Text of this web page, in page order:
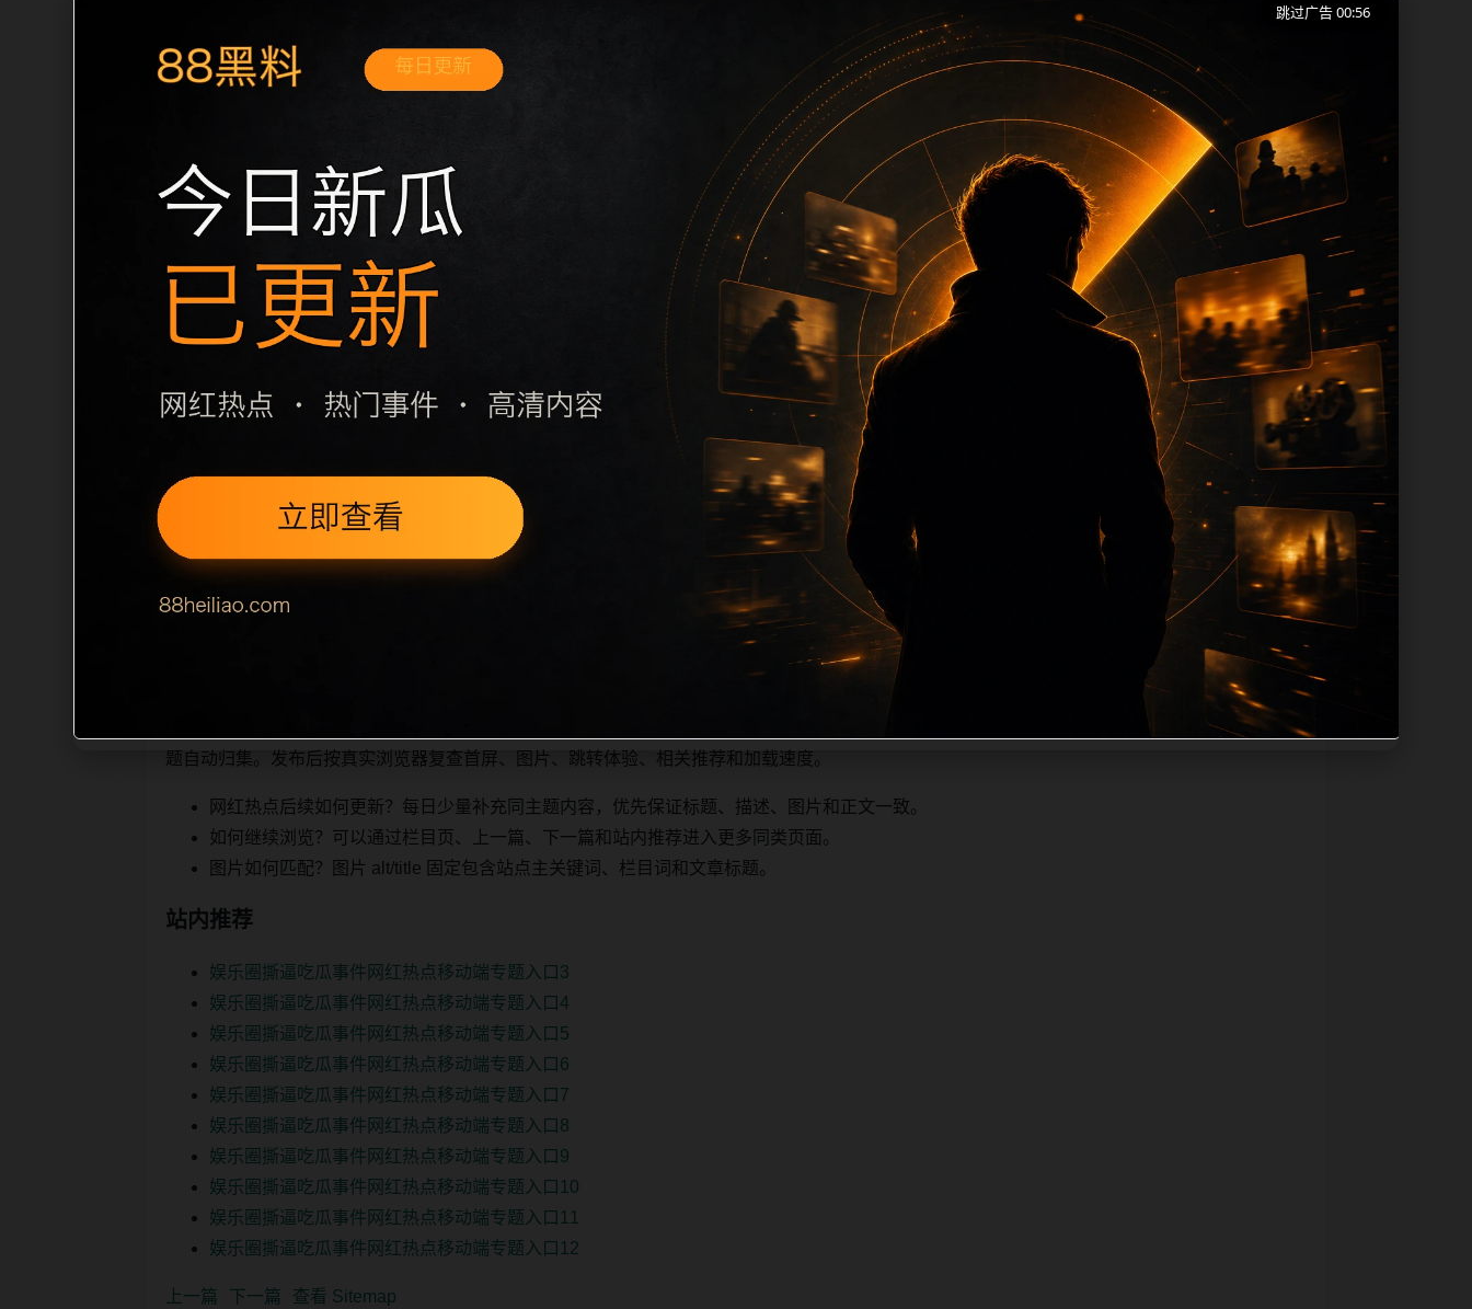
娱乐圈撕逼吃瓜事件网红热点移动端专题入口3面向移动端用户的连续浏览场景整理，核心围绕娱乐圈撕逼吃瓜事件、网红热点和同类长尾需求展
开。页面先给出清晰主题，再把相关入口、同类推荐和上下文说明放在同一层级，减少用户来回搜索的成本。内容更新时优先保留真实可点击入口、
稳定标题、明确描述和本地主题图，避免只堆关键词而没有可读信息。第3篇内容用于补齐栏目深度，同时帮助 sitemap、栏目页、首页推荐形成更
自然的内链关系。图片说明统一绑定站点主关键词、栏目词和文章标题，让搜索引擎能够从标题、正文、图片 alt、title 之间识
栏目内容归集
别一致主题。后续每日采集时，建议继续执行远程图片本地化、坏图默认图兜底、标题去重和 description 长度过滤。如果同一主题下有多个相近页
面，应通过不同角度补充事件背景、访问场景、相关问题或专题入口，降低站群页面之间的重复感。页面底部保留同类推荐、上一篇下一篇和
sitemap 入口，保证重要页面点击深度尽量控制在三次以内。正文维护时可按用户搜索路径补充三类信息：入口是否稳定、同栏目还有哪些可继续阅
读、移动端打开时图片和摘要是否一致。每次新增内容后同步检查标题、description、canonical、主题图、alt、title和推荐链接，确保页面既能被搜
索引擎理解，也能让真实用户顺着
栏目继续浏览。同站连续更新时避免重复标题和重复首段，优先补充不同关键词、不同栏目词和不同问题角度。栏目页则保留清晰入口，方便后续专
题自动归集。发布后按真实浏览器复查首屏、图片、跳转体验、相关推荐和加载速度。
网红热点后续如何更新？每日少量补充同主题内容，优先保证标题、描述、图片和正文一致。
如何继续浏览？可以通过栏目页、上一篇、下一篇和站内推荐进入更多同类页面。
图片如何匹配？图片 alt/title 固定包含站点主关键词、栏目词和文章标题。
站内推荐
娱乐圈撕逼吃瓜事件网红热点移动端专题入口3
娱乐圈撕逼吃瓜事件网红热点移动端专题入口4
娱乐圈撕逼吃瓜事件网红热点移动端专题入口5
娱乐圈撕逼吃瓜事件网红热点移动端专题入口6
娱乐圈撕逼吃瓜事件网红热点移动端专题入口7
娱乐圈撕逼吃瓜事件网红热点移动端专题入口8
娱乐圈撕逼吃瓜事件网红热点移动端专题入口9
娱乐圈撕逼吃瓜事件网红热点移动端专题入口10
娱乐圈撕逼吃瓜事件网红热点移动端专题入口11
娱乐圈撕逼吃瓜事件网红热点移动端专题入口12
上一篇 下一篇 查看 Sitemap
跳过广告 00:56